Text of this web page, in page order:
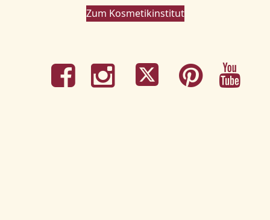
Zum Kosmetikinstitut